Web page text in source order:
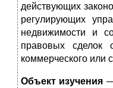
действующих
регулирующих
недвижимости и
правовых сделок
коммерческого или
Объект изучения